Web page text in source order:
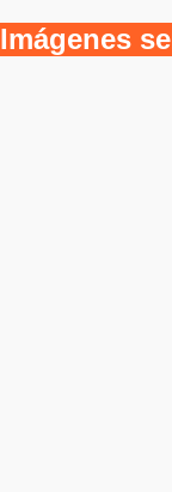
Imágenes